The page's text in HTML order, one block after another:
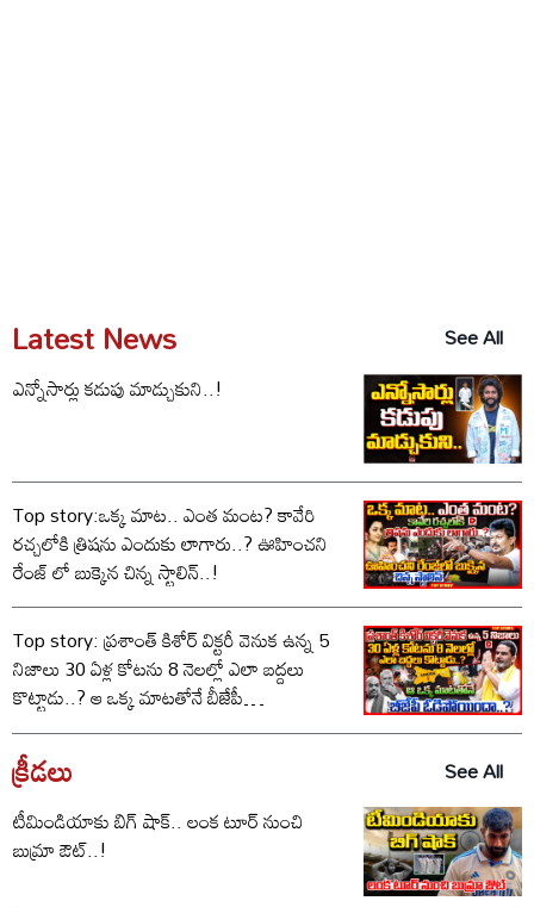
Latest News
See All
ఎన్నోసార్లు కడుపు మాడ్చుకుని..!
Top story:ఒక్క మాట.. ఎంత మంట? కావేరి
రచ్చలోకి త్రిషను ఎందుకు లాగారు..? ఊహించని
రేంజ్ లో బుక్కైన చిన్న స్టాలిన్..!
Top story: ప్రశాంత్ కిశోర్ విక్టరీ వెనుక ఉన్న 5
నిజాలు 30 ఏళ్ల కోటను 8 నెలల్లో ఎలా బద్దలు
కొట్టాడు..? ఆ ఒక్క మాటతోనే బీజేపీ
ఓడిపోయిందా..?
క్రీడలు
See All
టీమిండియాకు బిగ్ షాక్.. లంక టూర్ నుంచి
బుమ్రా ఔట్..!